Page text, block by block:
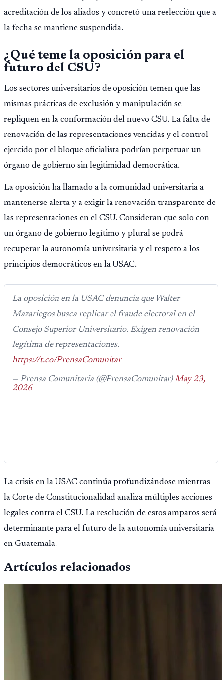
acreditación de los aliados y concretó una reelección que a
la fecha se mantiene suspendida.
¿Qué teme la oposición para el
futuro del CSU?
Los sectores universitarios de oposición temen que las
mismas prácticas de exclusión y manipulación se
repliquen en la conformación del nuevo CSU. La falta de
renovación de las representaciones vencidas y el control
ejercido por el bloque oficialista podrían perpetuar un
órgano de gobierno sin legitimidad democrática.
La oposición ha llamado a la comunidad universitaria a
mantenerse alerta y a exigir la renovación transparente de
las representaciones en el CSU. Consideran que solo con
un órgano de gobierno legítimo y plural se podrá
recuperar la autonomía universitaria y el respeto a los
principios democráticos en la USAC.
La oposición en la USAC denuncia que Walter
Mazariegos busca replicar el fraude electoral en el
Consejo Superior Universitario. Exigen renovación
legítima de representaciones.
https://t.co/PrensaComunitar
— Prensa Comunitaria (@PrensaComunitar)May 23,
2026
La crisis en la USAC continúa profundizándose mientras
la Corte de Constitucionalidad analiza múltiples acciones
legales contra el CSU. La resolución de estos amparos será
determinante para el futuro de la autonomía universitaria
en Guatemala.
Artículos relacionados